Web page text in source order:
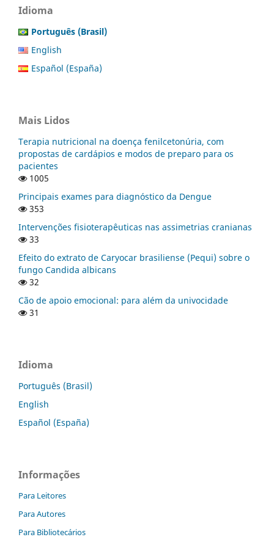
Idioma
Português (Brasil)
English
Español (España)
Mais Lidos
Terapia nutricional na doença fenilcetonúria, com
propostas de cardápios e modos de preparo para os
pacientes
1005
Principais exames para diagnóstico da Dengue
353
Intervenções fisioterapêuticas nas assimetrias cranianas
33
Efeito do extrato de Caryocar brasiliense (Pequi) sobre o
fungo Candida albicans
32
Cão de apoio emocional: para além da univocidade
31
Idioma
Português (Brasil)
English
Español (España)
Informações
Para Leitores
Para Autores
Para Bibliotecários